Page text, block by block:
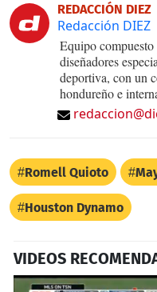
REDACCIÓN DIEZ
Redacción DIEZ
Equipo
diseñadores
deportiva, con un
hondureño e
Romell Quioto
Houston Dynamo
VIDEOS